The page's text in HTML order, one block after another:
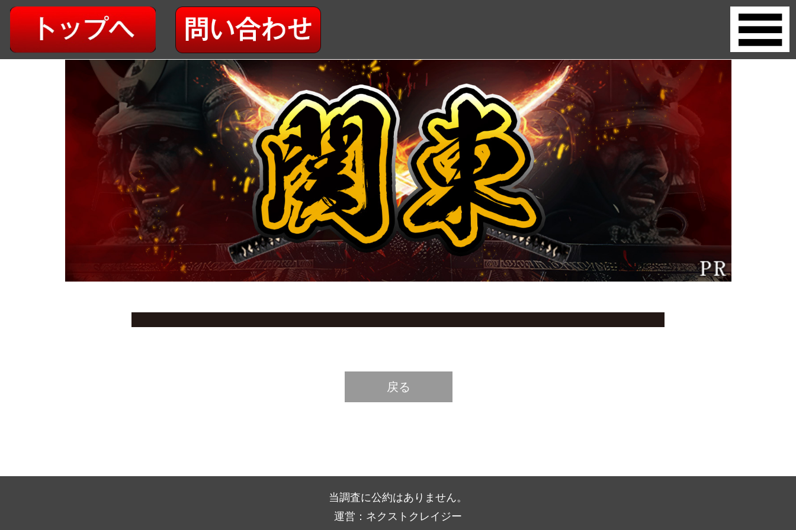
戻る
当調査に公約はありません。
運営：ネクストクレイジー